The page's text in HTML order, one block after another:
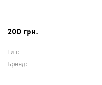
200 грн.
Тип:
Бренд: